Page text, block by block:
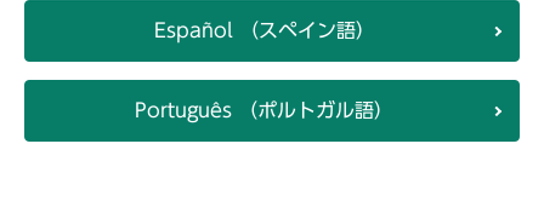
Español （スペイン語）
Português （ポルトガル語）